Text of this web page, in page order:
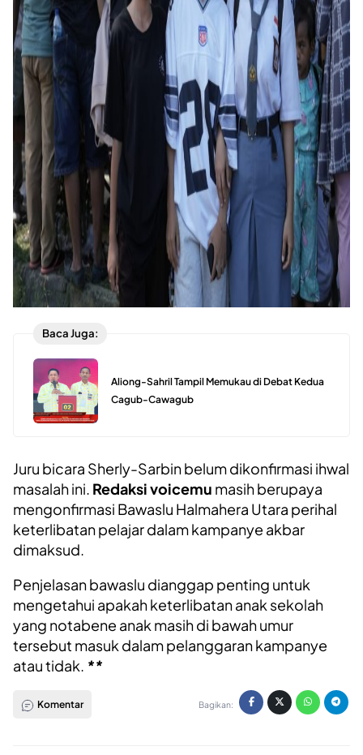
Baca Juga:
Aliong-Sahril Tampil Memukau di Debat Kedua
Cagub-Cawagub
Juru bicara Sherly-Sarbin belum dikonfirmasi ihwal
masalah ini. Redaksi voicemu masih berupaya
mengonfirmasi Bawaslu Halmahera Utara perihal
keterlibatan pelajar dalam kampanye akbar
dimaksud.
Penjelasan bawaslu dianggap penting untuk
mengetahui apakah keterlibatan anak sekolah
yang notabene anak masih di bawah umur
tersebut masuk dalam pelanggaran kampanye
atau tidak. **
Komentar Bagikan: